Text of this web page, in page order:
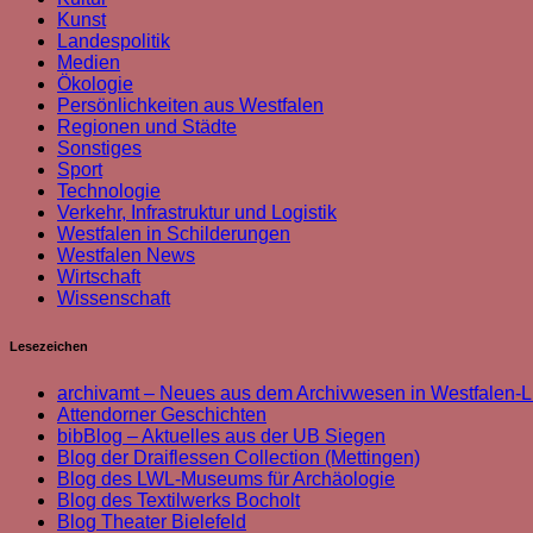
Kunst
Landespolitik
Medien
Ökologie
Persönlichkeiten aus Westfalen
Regionen und Städte
Sonstiges
Sport
Technologie
Verkehr, Infrastruktur und Logistik
Westfalen in Schilderungen
Westfalen News
Wirtschaft
Wissenschaft
Lesezeichen
archivamt – Neues aus dem Archivwesen in Westfalen-
Attendorner Geschichten
bibBlog – Aktuelles aus der UB Siegen
Blog der Draiflessen Collection (Mettingen)
Blog des LWL-Museums für Archäologie
Blog des Textilwerks Bocholt
Blog Theater Bielefeld